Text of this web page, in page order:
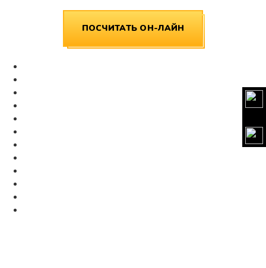
ПОСЧИТАТЬ ОН-ЛАЙН